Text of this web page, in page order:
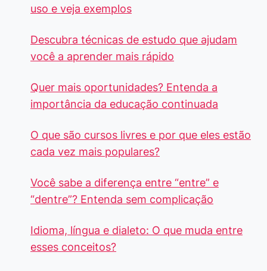
uso e veja exemplos
Descubra técnicas de estudo que ajudam
você a aprender mais rápido
Quer mais oportunidades? Entenda a
importância da educação continuada
O que são cursos livres e por que eles estão
cada vez mais populares?
Você sabe a diferença entre “entre” e
“dentre”? Entenda sem complicação
Idioma, língua e dialeto: O que muda entre
esses conceitos?